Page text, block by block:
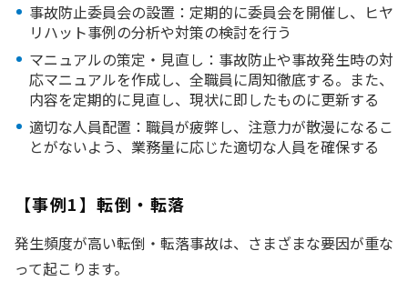
事故防止委員会の設置：定期的に委員会を開催し、ヒヤ
リハット事例の分析や対策の検討を行う
マニュアルの策定・見直し：事故防止や事故発生時の対
応マニュアルを作成し、全職員に周知徹底する。また、
内容を定期的に見直し、現状に即したものに更新する
適切な人員配置：職員が疲弊し、注意力が散漫になるこ
とがないよう、業務量に応じた適切な人員を確保する
【事例1】転倒・転落
発生頻度が高い転倒・転落事故は、さまざまな要因が重な
って起こります。